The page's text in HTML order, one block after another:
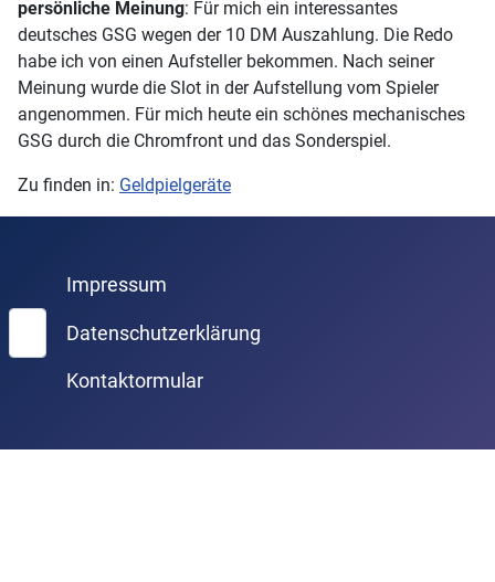
persönliche Meinung: Für mich ein interessantes
deutsches GSG wegen der 10 DM Auszahlung. Die Redo
habe ich von einen Aufsteller bekommen. Nach seiner
Meinung wurde die Slot in der Aufstellung vom Spieler
angenommen. Für mich heute ein schönes mechanisches
GSG durch die Chromfront und das Sonderspiel.
Zu finden in: Geldpielgeräte
Impressum
Datenschutzerklärung
Kontaktormular